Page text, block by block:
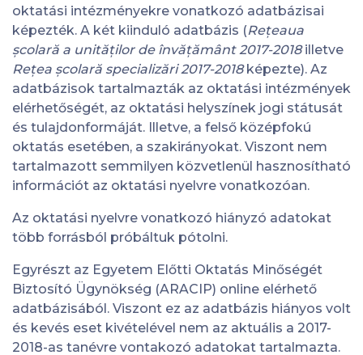
oktatási intézményekre vonatkozó adatbázisai
képezték. A két kiinduló adatbázis (Rețeaua
școlară a unităților de învățământ 2017-2018illetve
Rețea școlară specializări 2017-2018képezte). Az
adatbázisok tartalmazták az oktatási intézmények
elérhetőségét, az oktatási helyszínek jogi státusát
és tulajdonformáját. Illetve, a felső középfokú
oktatás esetében, a szakirányokat. Viszont nem
tartalmazott semmilyen közvetlenül hasznosítható
információt az oktatási nyelvre vonatkozóan.
Az oktatási nyelvre vonatkozó hiányzó adatokat
több forrásból próbáltuk pótolni.
Egyrészt az Egyetem Előtti Oktatás Minőségét
Biztosító Ügynökség (ARACIP) online elérhető
adatbázisából. Viszont ez az adatbázis hiányos volt
és kevés eset kivételével nem az aktuális a 2017-
2018-as tanévre vontakozó adatokat tartalmazta.